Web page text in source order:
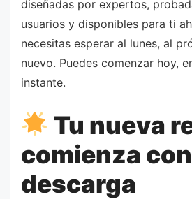
diseñadas por expertos,
usuarios y disponibles para ti
necesitas esperar al lunes, al
nuevo. Puedes comenzar hoy,
instante.
Tu nueva
comienza
descarga